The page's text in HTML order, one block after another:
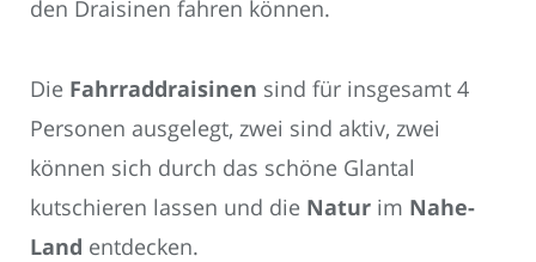
den Draisinen fahren können.
Die Fahrraddraisinen sind für insgesamt 4
Personen ausgelegt, zwei sind aktiv, zwei
können sich durch das schöne Glantal
kutschieren lassen und die Natur im Nahe-
Land entdecken.